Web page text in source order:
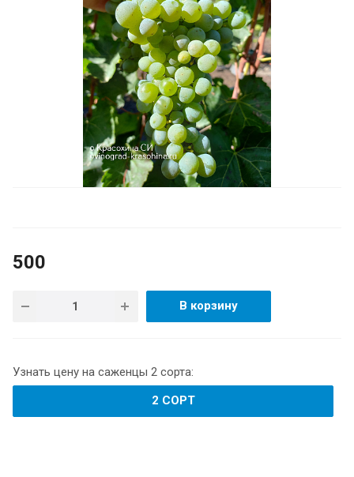
500
В корзину
Узнать цену на саженцы 2 сорта:
2 СОРТ